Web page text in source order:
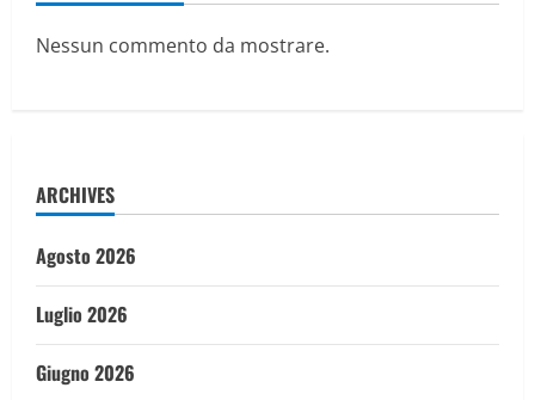
Nessun commento da mostrare.
ARCHIVES
Agosto 2026
Luglio 2026
Giugno 2026